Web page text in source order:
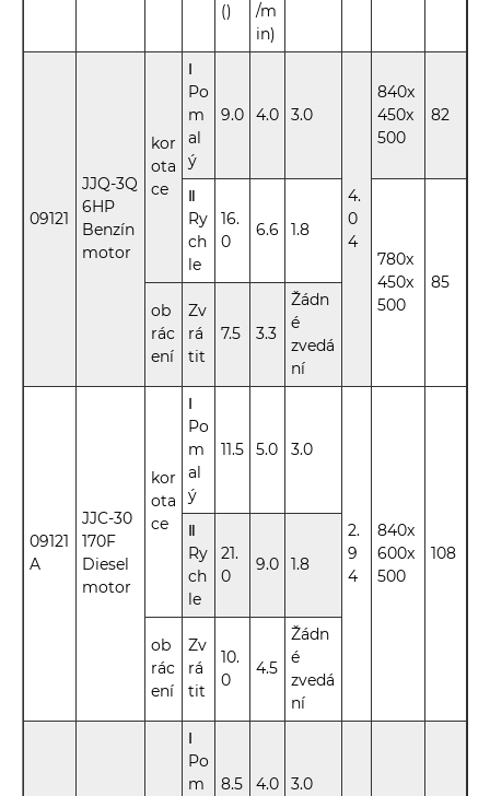
()
/m
in)
09121
JJQ-3Q
6HP
Benzín
motor
kor
ota
ce
Ⅰ
Po
m
al
ý
9.0 4.0 3.0
4.
0
4
840x
450x
500
82
Ⅱ
Ry
ch
le
16.
0
6.6
1.8
780x
450x
500
85
ob
rác
ení
Zv
rá
tit
7.5 3.3
Žádn
é
zvedá
ní
09121
A
JJC-30
170F
Diesel
motor
kor
ota
ce
Ⅰ
Po
m
al
ý
11.5 5.0 3.0
2.
9
4
840x
600x
500
108
Ⅱ
Ry
ch
le
21.
0
9.0 1.8
ob
rác
ení
Zv
rá
tit
10.
0
4.5
Žádn
é
zvedá
ní
Ⅰ
Po
m
8.5 4.0 3.0